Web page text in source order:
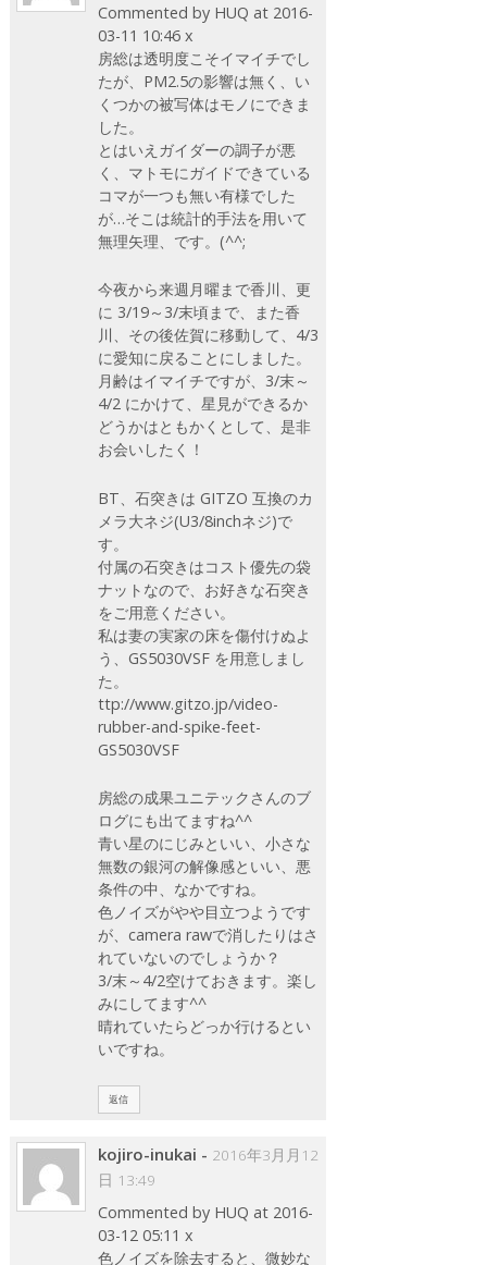
Commented by HUQ at 2016-
03-11 10:46 x
房総は透明度こそイマイチでし
たが、PM2.5の影響は無く、い
くつかの被写体はモノにできま
した。
とはいえガイダーの調子が悪
く、マトモにガイドできている
コマが一つも無い有様でした
が…そこは統計的手法を用いて
無理矢理、です。(^^;
今夜から来週月曜まで香川、更
に 3/19～3/末頃まで、また香
川、その後佐賀に移動して、4/3
に愛知に戻ることにしました。
月齢はイマイチですが、3/末～
4/2 にかけて、星見ができるか
どうかはともかくとして、是非
お会いしたく！
BT、石突きは GITZO 互換のカ
メラ大ネジ(U3/8inchネジ)で
す。
付属の石突きはコスト優先の袋
ナットなので、お好きな石突き
をご用意ください。
私は妻の実家の床を傷付けぬよ
う、GS5030VSF を用意しまし
た。
ttp://www.gitzo.jp/video-
rubber-and-spike-feet-
GS5030VSF
房総の成果ユニテックさんのブ
ログにも出てますね^^
青い星のにじみといい、小さな
無数の銀河の解像感といい、悪
条件の中、なかですね。
色ノイズがやや目立つようです
が、camera rawで消したりはさ
れていないのでしょうか？
3/末～4/2空けておきます。楽し
みにしてます^^
晴れていたらどっか行けるとい
いですね。
返信
kojiro-inukai - 2016年3月月12
日 13:49
Commented by HUQ at 2016-
03-12 05:11 x
色ノイズを除去すると、微妙な